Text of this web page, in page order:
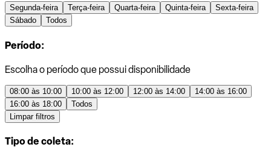
Segunda-feira Terça-feira Quarta-feira Quinta-feira
Sexta-feira
Sábado
Todos
Período:
Escolha o período que possui disponibilidade
08:00 às 10:00 10:00 às 12:00 12:00 às 14:00
14:00 às 16:00
16:00 às 18:00
Todos
Limpar filtros
Tipo de coleta: